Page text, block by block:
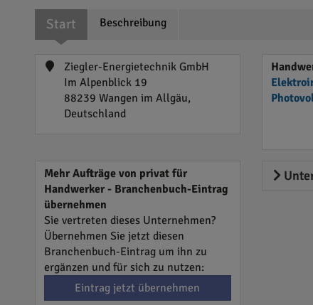
Start Beschreibung
Ziegler-Energietechnik GmbH
Im Alpenblick 19
88239 Wangen im Allgäu,
Deutschland
Mehr Aufträge von privat für
Handwerker - Branchenbuch-Eintrag
übernehmen
Sie vertreten dieses Unternehmen?
Übernehmen Sie jetzt diesen
Branchenbuch-Eintrag um ihn zu
ergänzen und für sich zu nutzen:
Eintrag jetzt übernehmen